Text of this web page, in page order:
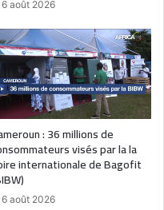
6 août 2026
: 36 millions de
visés par la la
internationale de Bagofit
6 août 2026